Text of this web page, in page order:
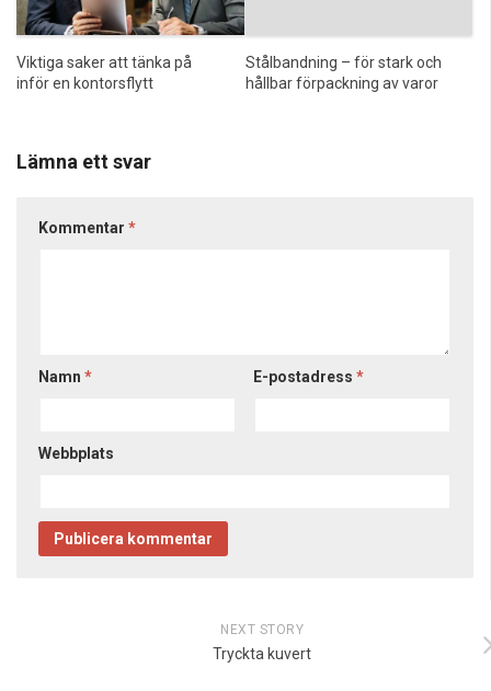
Viktiga saker att tänka på
inför en kontorsflytt
Stålbandning – för stark och
hållbar förpackning av varor
Lämna ett svar
Kommentar *
Namn * E-postadress*
Webbplats
NEXT STORY
Tryckta kuvert